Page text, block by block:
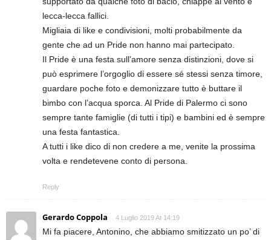
lecca-lecca fallici.
Migliaia di like e condivisioni, molti probabilmente da
gente che ad un Pride non hanno mai partecipato.
Il Pride è una festa sull’amore senza distinzioni, dove si
può esprimere l’orgoglio di essere sé stessi senza timore,
guardare poche foto e demonizzare tutto è buttare il
bimbo con l’acqua sporca. Al Pride di Palermo ci sono
sempre tante famiglie (di tutti i tipi) e bambini ed è sempre
una festa fantastica.
A tutti i like dico di non credere a me, venite la prossima
volta e rendetevene conto di persona.
Reply
Gerardo Coppola 4 Luglio 2019 At 14:19
Mi fa piacere, Antonino, che abbiamo smitizzato un po’ di